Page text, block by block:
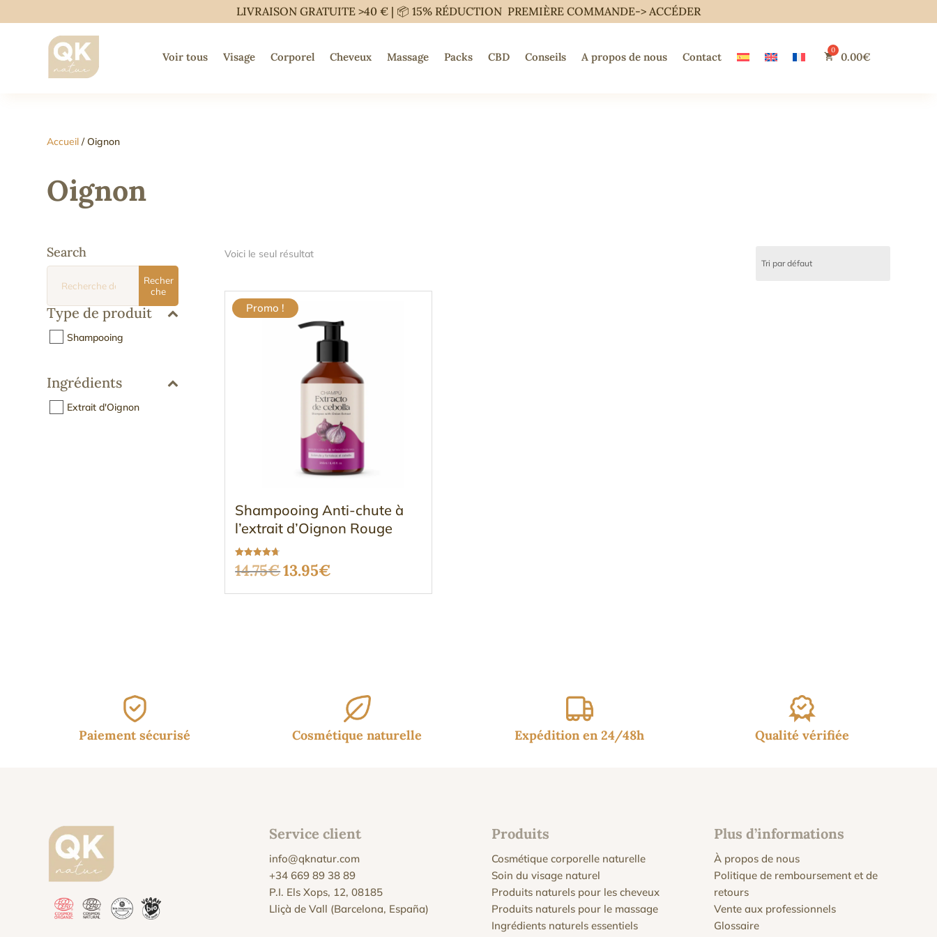
LIVRAISON GRATUITE >40 € | 📦 15% RÉDUCTION PREMIÈRE COMMANDE-> ACCÉDER
Voir tous Visage Corporel Cheveux Massage Packs CBD Conseils A propos de nous Contact 0.00€
Accueil / Oignon
Oignon
Search
pour :
Recher
che
Type de produit
Shampooing
Ingrédients
Extrait d'Oignon
Voici le seul résultat
Promo !
Shampooing Anti-chute à
l’extrait d’Oignon Rouge
Note
4.67
14.75€Le
prix
13.95€
prix
Paiement sécurisé Cosmétique naturelle Expédition en 24/48h Qualité vérifiée
Service client
info@qknatur.com
+34 669 89 38 89
P.I. Els Xops, 12, 08185
Lliçà de Vall (Barcelona, España)
Produits
Cosmétique corporelle naturelle
Soin du visage naturel
Produits naturels pour les cheveux
Produits naturels pour le massage
Ingrédients naturels essentiels
Plus d’informations
À propos de nous
Politique de remboursement et de
retours
Vente aux professionnels
Glossaire